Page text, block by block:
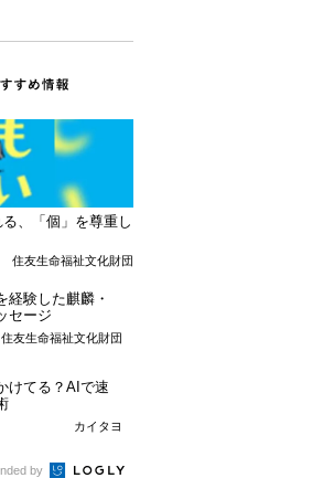
、「個」を尊重し
住友生命福祉文化財団
経験した麒麟・
セージ
住友生命福祉文化財団
けてる？AIで速
カイタヨ
by